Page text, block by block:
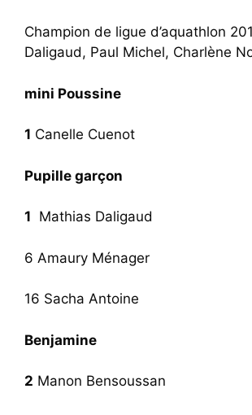
Champion de ligue d’aquathlon
Daligaud, Paul Michel, Charlène
mini Poussine
1 Canelle Cuenot
Pupille garçon
1 Mathias Daligaud
6 Amaury Ménager
16 Sacha Antoine
Benjamine
2 Manon Bensoussan